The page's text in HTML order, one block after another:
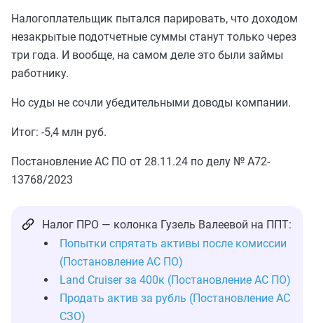
Налогоплательщик пытался парировать, что доходом
незакрытые подотчетные суммы станут только через
три года. И вообще, на самом деле это были займы
работнику.
Но суды не сочли убедительными доводы компании.
Итог: -5,4 млн руб.
Постановление АС ПО от 28.11.24 по делу № А72-
13768/2023
Налог ПРО — колонка Гузель Валеевой на ППТ:
Попытки спрятать активы после комиссии
(Постановление АС ПО)
Land Cruiser за 400к (Постановление АС ПО)
Продать актив за рубль (Постановление АС
СЗО)